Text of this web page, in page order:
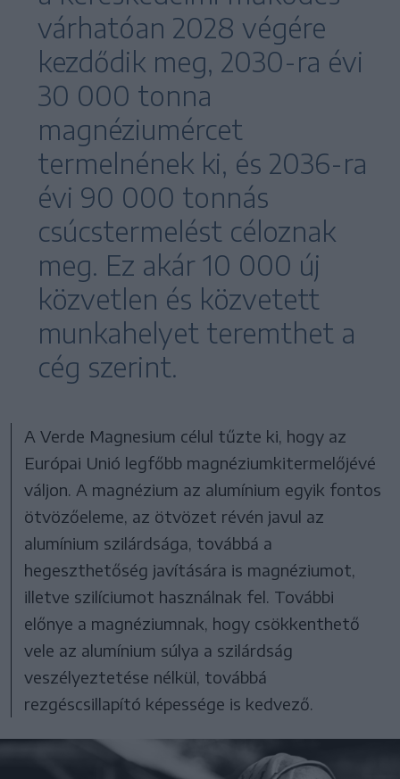
várhatóan 2028 végére
kezdődik meg, 2030-ra évi
30 000 tonna
magnéziumércet
termelnének ki, és 2036-ra
évi 90 000 tonnás
csúcstermelést céloznak
meg. Ez akár 10 000 új
közvetlen és közvetett
munkahelyet teremthet a
cég szerint.
A Verde Magnesium célul tűzte ki, hogy az
Európai Unió legfőbb magnéziumkitermelőjévé
váljon. A magnézium az alumínium egyik fontos
ötvözőeleme, az ötvözet révén javul az
alumínium szilárdsága, továbbá a
hegeszthetőség javítására is magnéziumot,
illetve szilíciumot használnak fel. További
előnye a magnéziumnak, hogy csökkenthető
vele az alumínium súlya a szilárdság
veszélyeztetése nélkül, továbbá
rezgéscsillapító képessége is kedvező.